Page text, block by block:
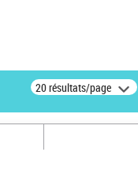
20 résultats/page